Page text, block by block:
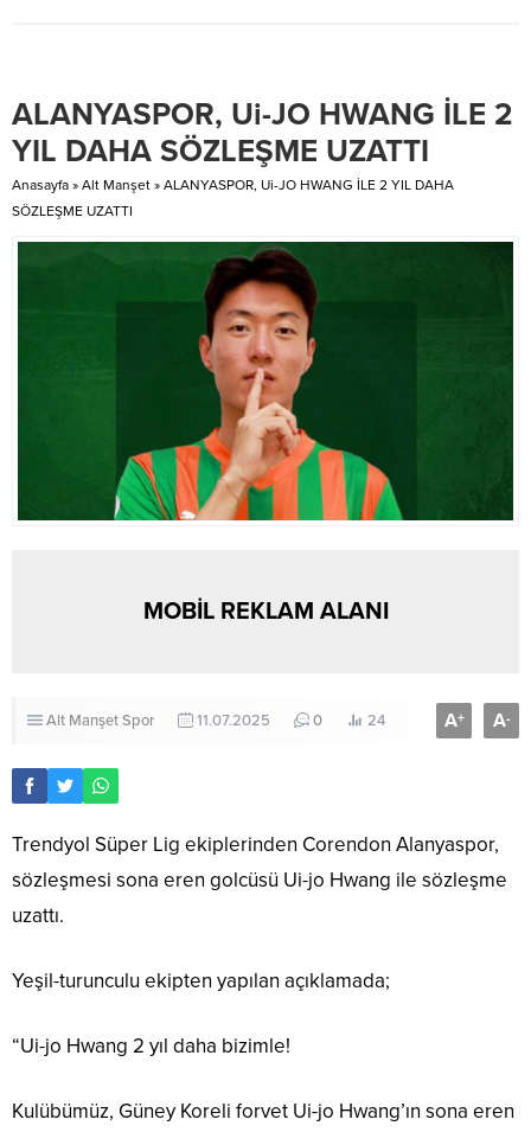
Merkezimizin tensipleriyle tam 1
AK Gençliğin aktif,sosyal...
ALANYASPOR, Ui-JO HWANG İLE 2
YIL DAHA SÖZLEŞME UZATTI
Anasayfa » Alt Manşet » ALANYASPOR, Ui-JO HWANG İLE 2 YIL DAHA
SÖZLEŞME UZATTI
MOBİL REKLAM ALANI
Alt ManşetSpor 11.07.2025 0 24 A+ A-
Trendyol Süper Lig ekiplerinden Corendon Alanyaspor,
sözleşmesi sona eren golcüsü Ui-jo Hwang ile sözleşme
uzattı.
Yeşil-turunculu ekipten yapılan açıklamada;
“Ui-jo Hwang 2 yıl daha bizimle!
Kulübümüz, Güney Koreli forvet Ui-jo Hwang’ın sona eren